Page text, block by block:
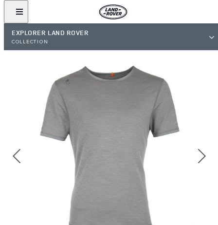
EXPLORER LAND ROVER
COLLECTION